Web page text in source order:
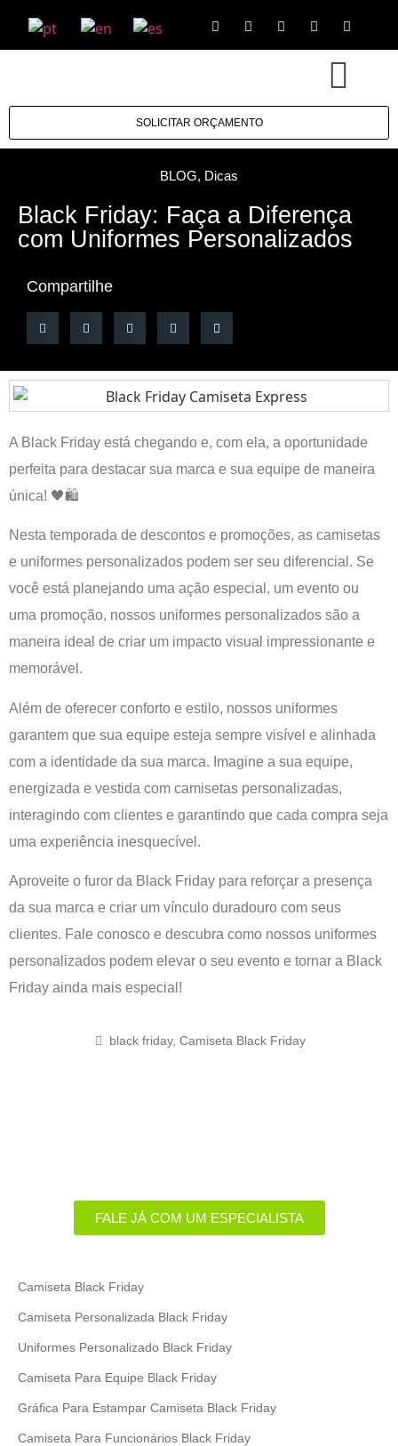
SOLICITAR ORÇAMENTO
BLOG, Dicas
Black Friday: Faça a Diferença
com Uniformes Personalizados
Compartilhe
A Black Friday está chegando e, com ela, a oportunidade
perfeita para destacar sua marca e sua equipe de maneira
única! 🖤🛍️
Nesta temporada de descontos e promoções, as camisetas
e uniformes personalizados podem ser seu diferencial. Se
você está planejando uma ação especial, um evento ou
uma promoção, nossos uniformes personalizados são a
maneira ideal de criar um impacto visual impressionante e
memorável.
Além de oferecer conforto e estilo, nossos uniformes
garantem que sua equipe esteja sempre visível e alinhada
com a identidade da sua marca. Imagine a sua equipe,
energizada e vestida com camisetas personalizadas,
interagindo com clientes e garantindo que cada compra seja
uma experiência inesquecível.
Aproveite o furor da Black Friday para reforçar a presença
da sua marca e criar um vínculo duradouro com seus
clientes. Fale conosco e descubra como nossos uniformes
personalizados podem elevar o seu evento e tornar a Black
Friday ainda mais especial!
black friday, Camiseta Black Friday
FALE JÁ COM UM ESPECIALISTA
Camiseta Black Friday
Camiseta Personalizada Black Friday
Uniformes Personalizado Black Friday
Camiseta Para Equipe Black Friday
Gráfica Para Estampar Camiseta Black Friday
Camiseta Para Funcionários Black Friday